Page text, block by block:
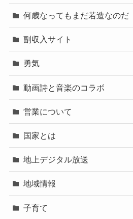
何歳なってもまだ若造なのだ
副収入サイト
勇気
動画詩と音楽のコラボ
営業について
国家とは
地上デジタル放送
地域情報
子育て